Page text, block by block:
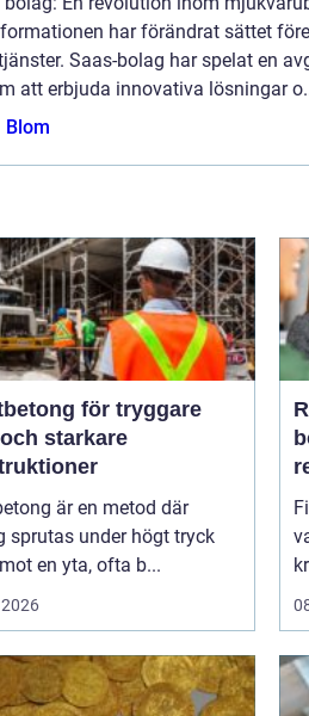
har förändrat sättet
Saas-bolag har spelat en
att erbjuda innovativa lösningar
Blom
för tryggare
starkare
är en metod där
sprutas under högt tryck
en yta, ofta b...